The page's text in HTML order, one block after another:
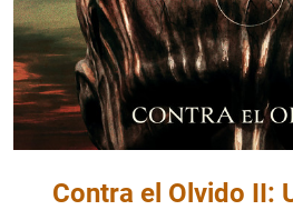
Contra el Olvido II: